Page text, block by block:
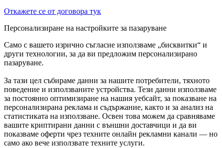
Откажете се от договора тук
Персонализиране на настройките за пазаруване
Само с вашето изрично съгласие използваме „бисквитки“ и
други технологии, за да ви предложим персонализирано
пазаруване.
За тази цел събираме данни за нашите потребители, тяхното
поведение и използваните устройства. Тези данни използваме
за постоянно оптимизиране на нашия уебсайт, за показване на
персонализирана реклама и съдържание, както и за анализ на
статистиката на използване. Освен това можем да сравняваме
вашите криптирани данни с външни доставчици и да ви
показваме оферти чрез техните онлайн рекламни канали — но
само ако вече използвате техните услуги.